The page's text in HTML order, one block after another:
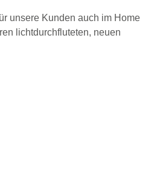
unsere Kunden auch im Home
lichtdurchfluteten, neuen